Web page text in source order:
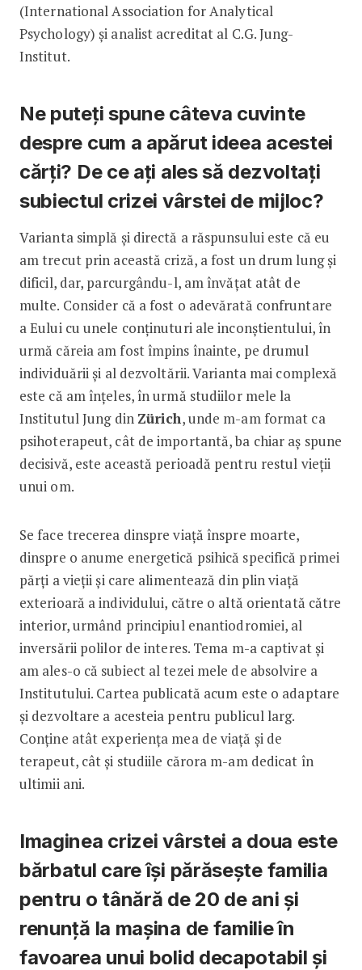
(International Association for Analytical
Psychology) și analist acreditat al C.G. Jung-
Institut.
Ne puteți spune câteva cuvinte
despre cum a apărut ideea acestei
cărți? De ce ați ales să dezvoltați
subiectul crizei vârstei de mijloc?
Varianta simplă și directă a răspunsului este că eu
am trecut prin această criză, a fost un drum lung și
dificil, dar, parcurgându-l, am învățat atât de
multe. Consider că a fost o adevărată confruntare
a Eului cu unele conținuturi ale inconștientului, în
urmă căreia am fost împins înainte, pe drumul
individuării și al dezvoltării. Varianta mai complexă
este că am înțeles, în urmă studiilor mele la
Institutul Jung din Zürich, unde m-am format ca
psihoterapeut, cât de importantă, ba chiar aș spune
decisivă, este această perioadă pentru restul vieții
unui om.
Se face trecerea dinspre viață înspre moarte,
dinspre o anume energetică psihică specifică primei
părți a vieții și care alimentează din plin viață
exterioară a individului, către o altă orientată către
interior, urmând principiul enantiodromiei, al
inversării polilor de interes. Tema m-a captivat și
am ales-o că subiect al tezei mele de absolvire a
Institutului. Cartea publicată acum este o adaptare
și dezvoltare a acesteia pentru publicul larg.
Conține atât experiența mea de viață și de
terapeut, cât și studiile cărora m-am dedicat în
ultimii ani.
Imaginea crizei vârstei a doua este
bărbatul care își părăsește familia
pentru o tânără de 20 de ani și
renunță la mașina de familie în
favoarea unui bolid decapotabil și